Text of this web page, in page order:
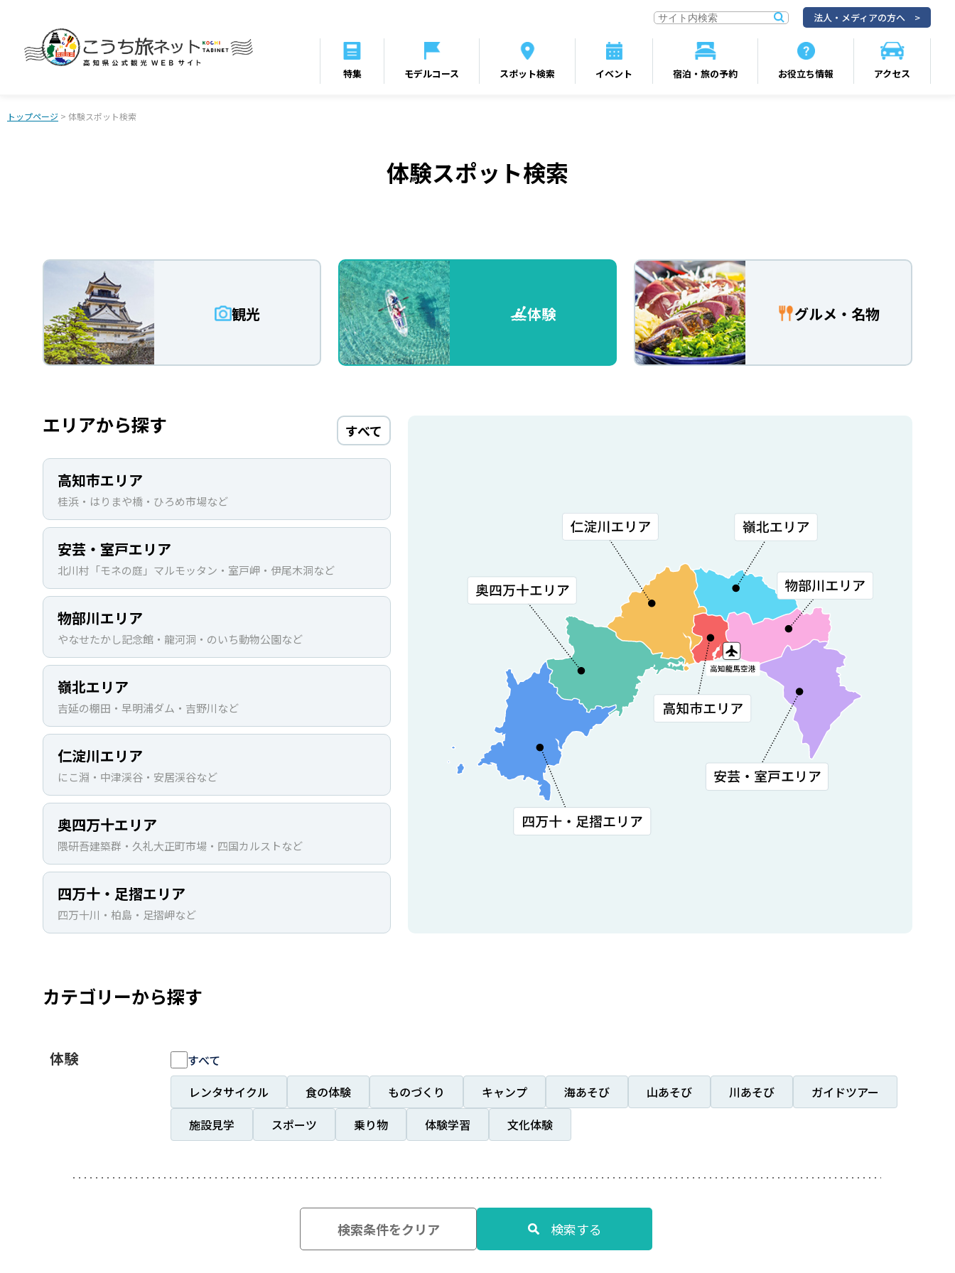
特集 モデルコース スポット検索 イベント 宿泊・旅の予約 お役立ち情報 アクセス
法人・メディアの方へ
トップページ > 体験スポット検索
体験スポット検索
観光 体験 グルメ・名物
エリアから探す すべて
高知市エリア
桂浜・はりまや橋・ひろめ市場など
安芸・室戸エリア
北川村「モネの庭」マルモッタン・室戸岬・伊尾木洞など
物部川エリア
やなせたかし記念館・龍河洞・のいち動物公園など
嶺北エリア
吉延の棚田・早明浦ダム・吉野川など
仁淀川エリア
にこ淵・中津渓谷・安居渓谷など
奥四万十エリア
隈研吾建築群・久礼大正町市場・四国カルストなど
四万十・足摺エリア
四万十川・柏島・足摺岬など
カテゴリーから探す
体験
すべて
レンタサイクル
食の体験 ものづくり キャンプ 海あそび 山あそび 川あそび
ガイドツアー
施設見学
スポーツ 乗り物 体験学習 文化体験
検索条件をクリア 検索する